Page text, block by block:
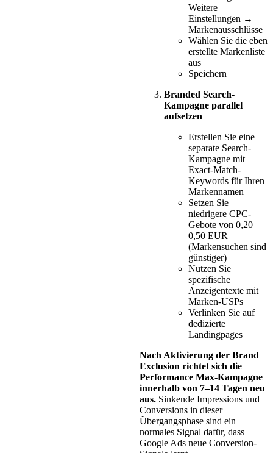
Weitere
Einstellungen →
Markenausschlüsse
Wählen Sie die eben
erstellte Markenliste
aus
Speichern
Branded Search-
Kampagne parallel
aufsetzen
Erstellen Sie eine
separate Search-
Kampagne mit
Exact-Match-
Keywords für Ihren
Markennamen
Setzen Sie
niedrigere CPC-
Gebote von 0,20–
0,50 EUR
(Markensuchen sind
günstiger)
Nutzen Sie
spezifische
Anzeigentexte mit
Marken-USPs
Verlinken Sie auf
dedizierte
Landingpages
Nach Aktivierung der Brand
Exclusion richtet sich die
Performance Max-Kampagne
innerhalb von 7–14 Tagen neu
aus. Sinkende Impressions und
Conversions in dieser
Übergangsphase sind ein
normales Signal dafür, dass
Google Ads neue Conversion-